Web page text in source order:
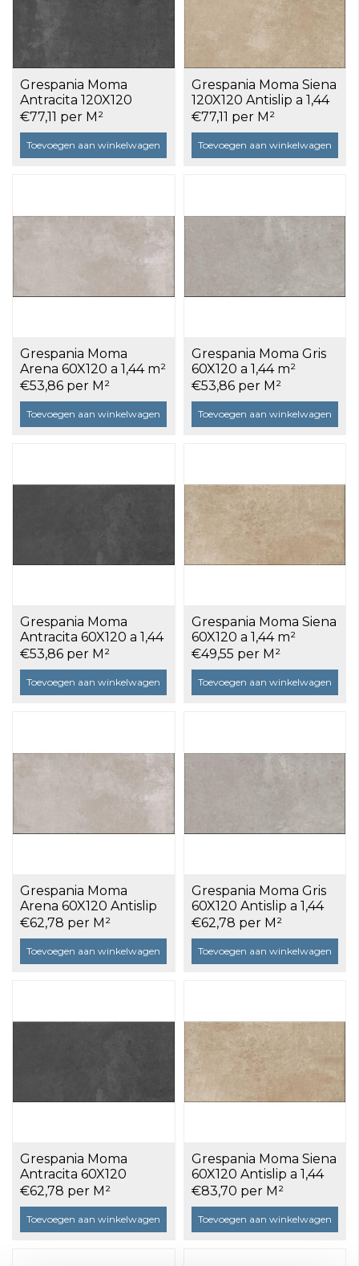
Grespania Moma
Antracita 120X120
Antislip a 1,44 m²
€77,11 per M²
Toevoegen aan winkelwagen
Grespania Moma Siena
120X120 Antislip a 1,44
m²
€77,11 per M²
Toevoegen aan winkelwagen
Grespania Moma
Arena 60X120 a 1,44 m²
€53,86 per M²
Toevoegen aan winkelwagen
Grespania Moma Gris
60X120 a 1,44 m²
€53,86 per M²
Toevoegen aan winkelwagen
Grespania Moma
Antracita 60X120 a 1,44
m²
€53,86 per M²
Toevoegen aan winkelwagen
Grespania Moma Siena
60X120 a 1,44 m²
€49,55 per M²
Toevoegen aan winkelwagen
Grespania Moma
Arena 60X120 Antislip
a 1,44 m²
€62,78 per M²
Toevoegen aan winkelwagen
Grespania Moma Gris
60X120 Antislip a 1,44
m²
€62,78 per M²
Toevoegen aan winkelwagen
Grespania Moma
Antracita 60X120
Antislip a 1,44 m²
€62,78 per M²
Toevoegen aan winkelwagen
Grespania Moma Siena
60X120 Antislip a 1,44
m²
€83,70 per M²
Toevoegen aan winkelwagen